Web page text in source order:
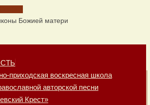
приходская воскресная школа
авторской песни
Крест»